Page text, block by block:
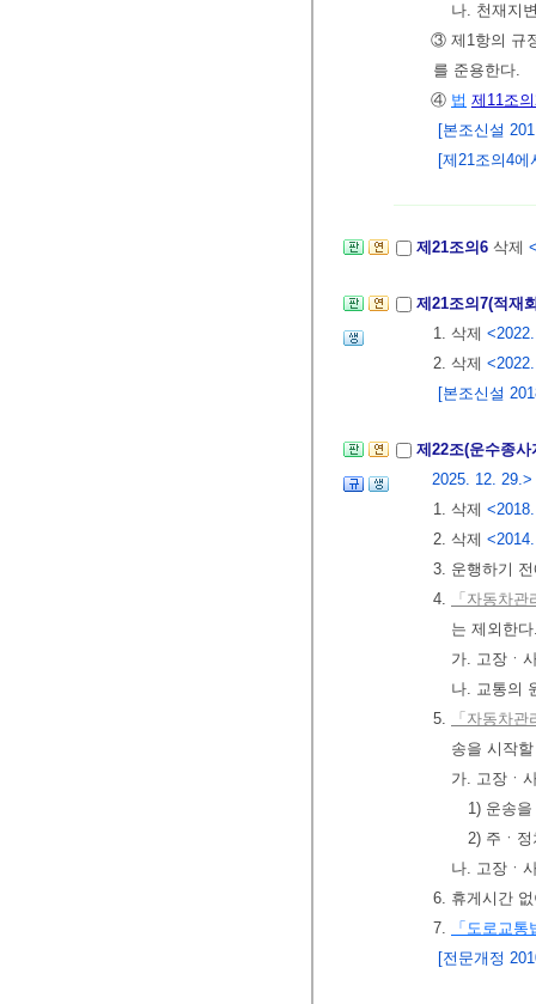
나. 천재지
③ 제1항의 규
를 준용한다.
④ 법 제11조
[본조신설
[제21조의4
제21조의6 삭제
제21조의7(적재
1. 삭제
2. 삭제
[본조신설
제22조(운수종
2025. 12. 29.>
1. 삭제
2. 삭제
3. 운행하기
4.
「자동차
는 제외한
가. 고장ㆍ
나. 교통의
5.
「자동차
송을 시작
가. 고장ㆍ
1) 운송
2) 주ㆍ
나. 고장ㆍ
6. 휴게시간
7.
「도로교통
[전문개정